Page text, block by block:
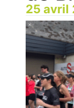
25 avril